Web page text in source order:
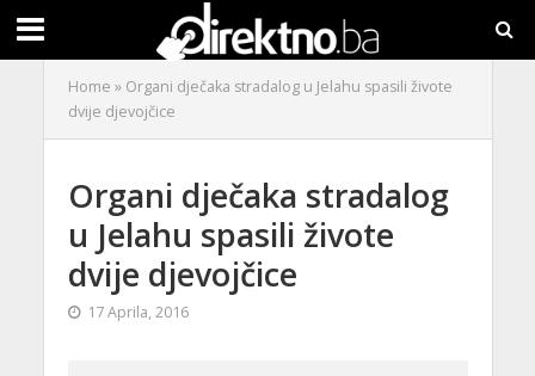
Home » Organi dječaka stradalog u Jelahu spasili živote
dvije djevojčice
Organi dječaka stradalog
u Jelahu spasili živote
dvije djevojčice
17 Aprila, 2016